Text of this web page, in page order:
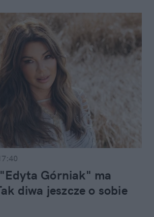
Górniak" ma
diwa jeszcze o sobie